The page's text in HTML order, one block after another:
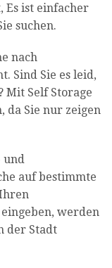
Es ist einfacher
suchen.
nach
Sind Sie es leid,
Mit Self Storage
da Sie nur zeigen
und
auf bestimmte
werden
der Stadt